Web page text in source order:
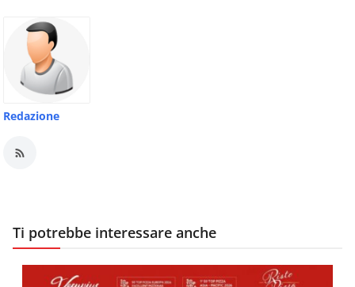
Redazione
Ti potrebbe interessare anche